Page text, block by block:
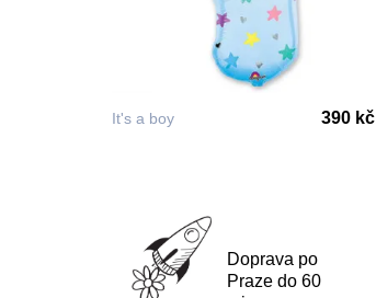
It's a boy 390 kč
Doprava po
Praze do 60